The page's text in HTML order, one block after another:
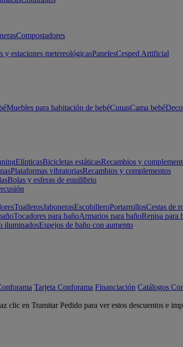
Compostadores
y estaciones metereológicasPanelesCesped Artificial
Muebles para habitación de bebéCunasCama bebé
ElípticasBicicletas estáticasRecambios y
Plataformas vibratoriasRecambios y complementos
Bolas y esferas de equilibrio
ToallerosJabonerasEscobilleroPortarrollosCestas de
Tocadores para bañoArmarios para bañoRepisa para
iluminadosEspejos de baño con aumento
Tarjeta Conforama Financiación Catálogos
clic en Tramitar Pedido para ver estos descuentos e